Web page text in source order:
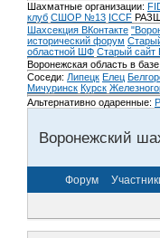
Шахматные организации:
клуб СШОР №13 ICCF
Шахсекция ВКонтакте
исторический форум
областной ШФ Старый сайт
Воронежская область в
Соседи: Липецк Елец
Мичуринск Курск
Альтернативно одаренные:
Воронежский
Форум